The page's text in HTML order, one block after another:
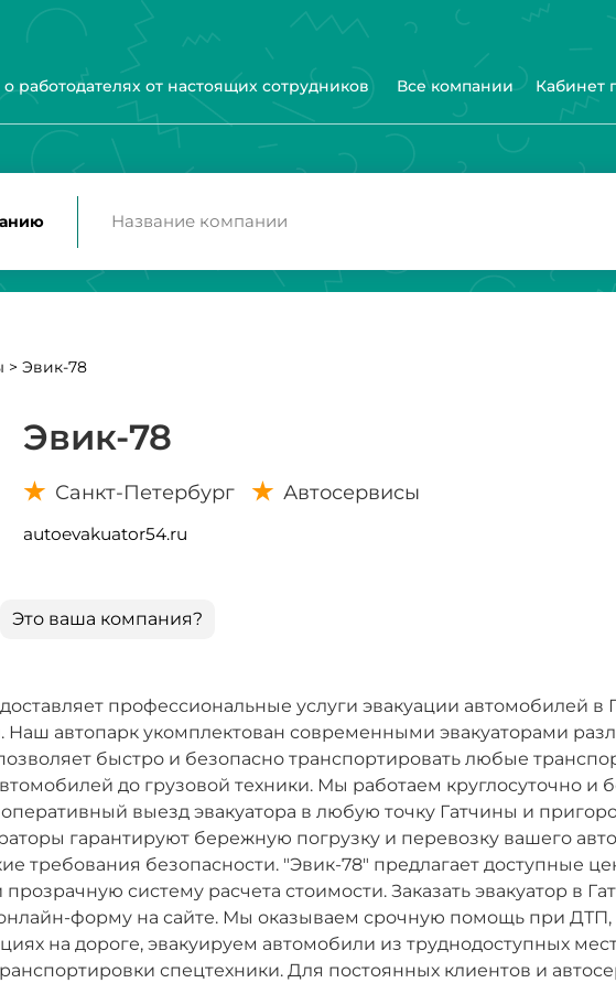
работодателях от настоящих сотрудников Все компании Кабинет
> Эвик-78
Эвик-78
Санкт-Петербург Автосервисы
autoevakuator54.ru
Это ваша компания?
профессиональные услуги эвакуации автомобилей в
Наш автопарк укомплектован современными эвакуаторами
быстро и безопасно транспортировать любые
до грузовой техники. Мы работаем круглосуточно и
выезд эвакуатора в любую точку Гатчины и
гарантируют бережную погрузку и перевозку вашего
требования безопасности. "Эвик-78" предлагает доступные
систему расчета стоимости. Заказать эвакуатор в
форму на сайте. Мы оказываем срочную помощь при ДТП,
на дороге, эвакуируем автомобили из труднодоступных
спецтехники. Для постоянных клиентов и